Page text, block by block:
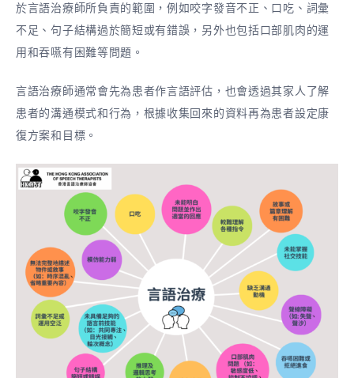
於言語治療師所負責的範圍，例如咬字發音不正、口吃、詞彙
不足、句子結構過於簡短或有錯誤，另外也包括口部肌肉的運
用和吞嚥有困難等問題。
言語治療師通常會先為患者作言語評估，也會透過其家人了解
患者的溝通模式和行為，根據收集回來的資料再為患者設定康
復方案和目標。